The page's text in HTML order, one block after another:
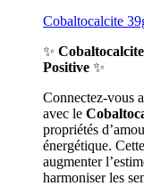
Cobaltocalcite
✨
Positive ✨
Connectez-vous
avec le
propriétés
énergétique.
augmenter
harmoniser les